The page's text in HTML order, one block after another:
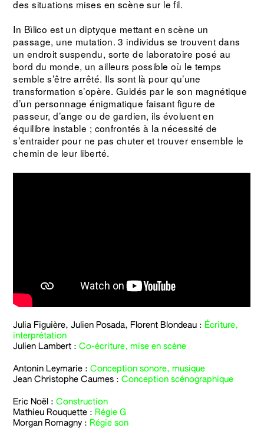
des situations mises en scène sur le fil.
In Bìlico est un diptyque mettant en scène un
passage, une mutation. 3 individus se trouvent dans
un endroit suspendu, sorte de laboratoire posé au
bord du monde, un ailleurs possible où le temps
semble s’être arrêté. Ils sont là pour qu’une
transformation s’opère. Guidés par le son magnétique
d’un personnage énigmatique faisant figure de
passeur, d’ange ou de gardien, ils évoluent en
équilibre instable ; confrontés à la nécessité de
s’entraider pour ne pas chuter et trouver ensemble le
chemin de leur liberté.
Julia Figuière, Julien Posada, Florent Blondeau : Écriture,
interprétation
Julien Lambert :Co-écriture, mise en scène
Antonin Leymarie :Conception sonore, musique
Jean Christophe Caumes :Conception scénographique
Eric Noël :Construction
Mathieu Rouquette : Régie G
Morgan Romagny : Régie son